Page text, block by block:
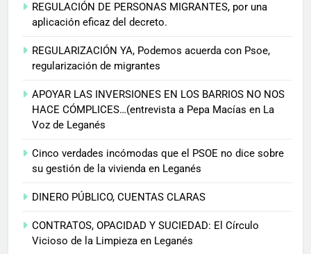
REGULACIÓN DE PERSONAS MIGRANTES, por una
aplicación eficaz del decreto.
REGULARIZACIÓN YA, Podemos acuerda con Psoe,
regularización de migrantes
APOYAR LAS INVERSIONES EN LOS BARRIOS NO NOS
HACE CÓMPLICES…(entrevista a Pepa Macías en La
Voz de Leganés
Cinco verdades incómodas que el PSOE no dice sobre
su gestión de la vivienda en Leganés
DINERO PÚBLICO, CUENTAS CLARAS
CONTRATOS, OPACIDAD Y SUCIEDAD: El Círculo
Vicioso de la Limpieza en Leganés